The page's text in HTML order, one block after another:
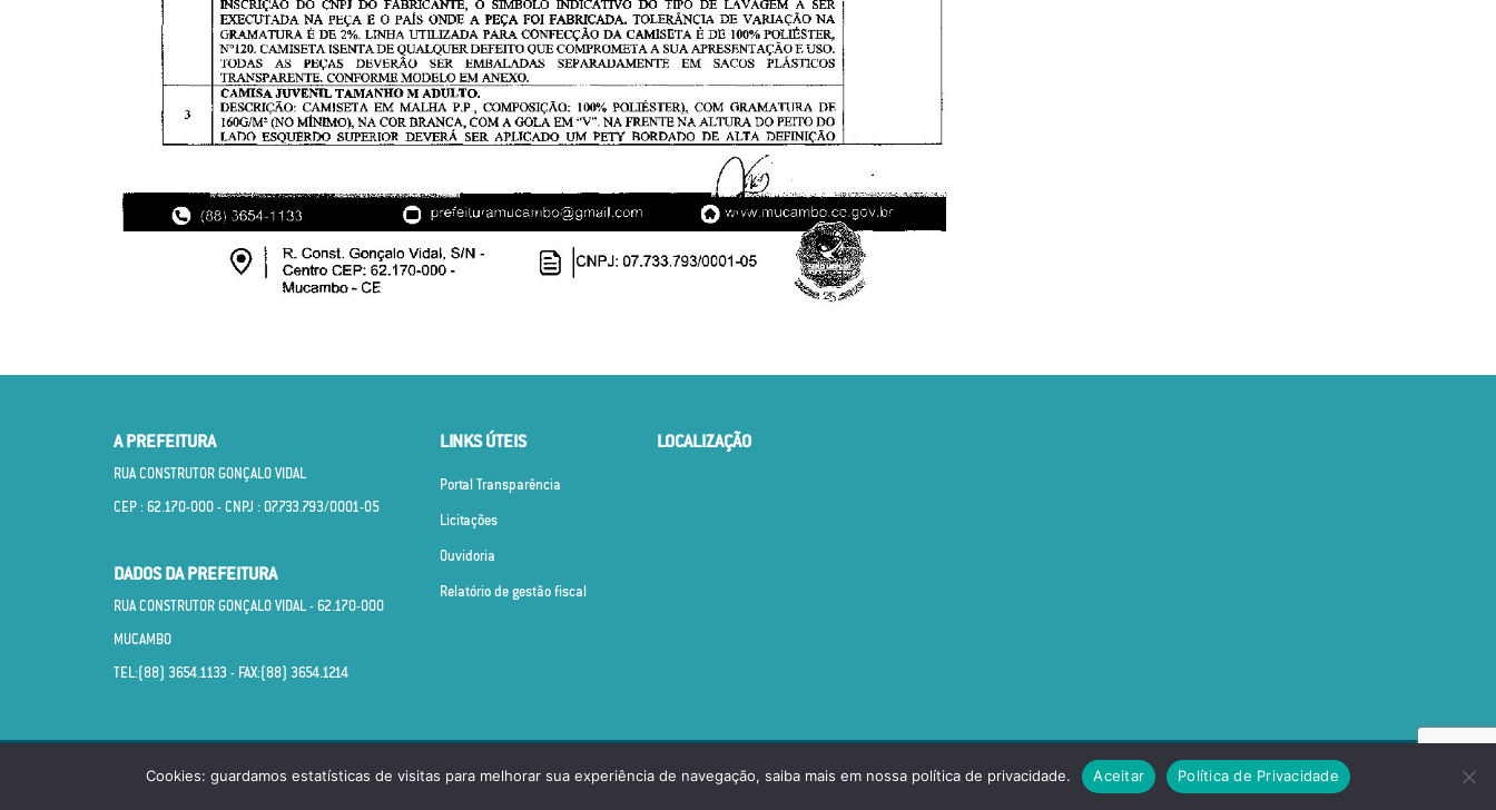
A PREFEITURA
RUA CONSTRUTOR GONÇALO VIDAL
CEP : 62.170­-000 - CNPJ : 07.733.793/0001­-05
DADOS DA PREFEITURA
RUA CONSTRUTOR GONÇALO VIDAL - 62.170­-000
MUCAMBO
TEL:(88) 3654.1133 - FAX:(88) 3654.1214
LINKS ÚTEIS
Portal Transparência
Licitações
Ouvidoria
Relatório de gestão fiscal
LOCALIZAÇÃO
© PREFEITURA MUNICIPAL DE MUCAMBO CEARÁ. TODOS OS DIREITOS RESERVADOS.
Cookies: guardamos estatísticas de visitas para melhorar sua experiência de navegação, saiba mais em nossa política de privacidade. Aceitar Política de Privacidade